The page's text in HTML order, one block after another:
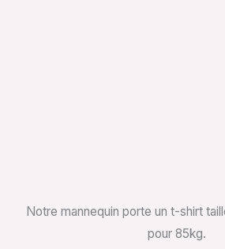
Notre mannequin porte un t-shirt
pour 85kg.